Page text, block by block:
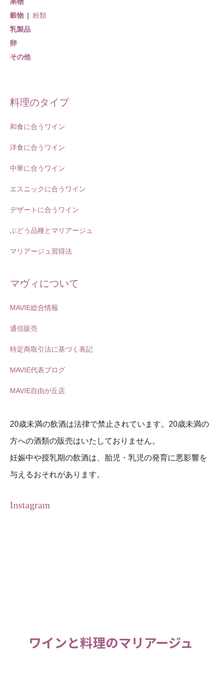
果物
穀物
粉類
乳製品
卵
その他
料理のタイプ
和食に合うワイン
洋食に合うワイン
中華に合うワイン
エスニックに合うワイン
デザートに合うワイン
ぶどう品種とマリアージュ
マリアージュ習得法
マヴィについて
MAVIE総合情報
通信販売
特定商取引法に基づく表記
MAVIE代表ブログ
MAVIE自由が丘店
20歳未満の飲酒は法律で禁止されています。20歳未満の
方への酒類の販売はいたしておりません。
妊娠中や授乳期の飲酒は、胎児・乳児の発育に悪影響を
与えるおそれがあります。
Instagram
ワインと料理のマリアージュ